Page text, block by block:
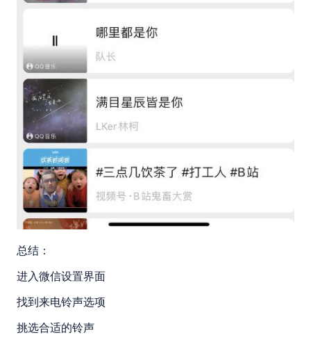
总结：
进入微信设置界面
找到来电铃声选项
挑选合适的铃声